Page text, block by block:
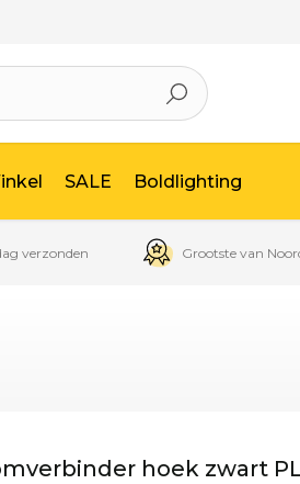
SALE Boldlighting
verzonden Grootste van
hoek zwart